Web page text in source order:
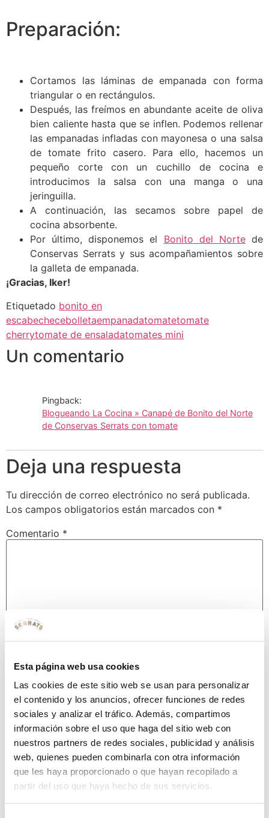
Esta página web usa cookies
Las cookies de este sitio web se usan para personalizar
el contenido y los anuncios, ofrecer funciones de redes
sociales y analizar el tráfico. Además, compartimos
información sobre el uso que haga del sitio web con
nuestros partners de redes sociales, publicidad y análisis
web, quienes pueden combinarla con otra información
que les haya proporcionado o que hayan recopilado a
partir del uso que haya hecho de sus servicios.
Preparación:
Cortamos las láminas de empanada con forma
triangular o en rectángulos.
Después, las freímos en abundante aceite de oliva
bien caliente hasta que se inflen. Podemos rellenar
las empanadas infladas con mayonesa o una salsa
de tomate frito casero. Para ello, hacemos un
pequeño corte con un cuchillo de cocina e
introducimos la salsa con una manga o una
jeringuilla.
A continuación, las secamos sobre papel de
cocina absorbente.
Por último, disponemos el Bonito del Nortede
Conservas Serrats y sus acompañamientos sobre
la galleta de empanada.
¡Gracias, Iker!
Etiquetado bonito en
escabechecebolletaempanadatomatetomate
cherrytomate de ensaladatomates mini
Un comentario
Pingback:
Blogueando La Cocina » Canapé de Bonito del Norte
de Conservas Serrats con tomate
Deja una respuesta
Tu dirección de correo electrónico no será publicada.
Los campos obligatorios están marcados con *
Comentario *
Nombre*
Correo electrónico*
Web